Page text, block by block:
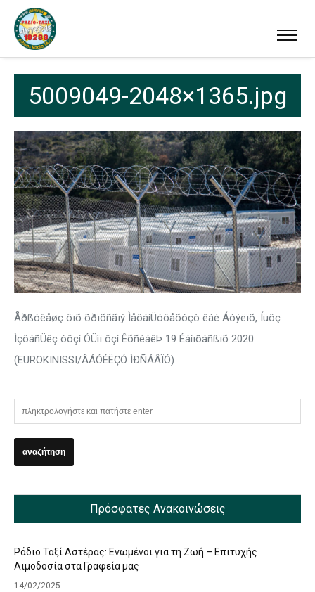
5009049-2048×1365.jpg
Åðßóêåøç ôïõ õðïõñãïý ÌåôáíÜóôåõóçò êáé Áóýëïõ, Íüôç
ÌçôáñÜêç óôçí ÓÜìï ôçí ÊõñéáêÞ 19 Éáíïõáñßïõ 2020.
(EUROKINISSI/ÂÁÓÉËÇÓ ÌÐÑÁÂÏÓ)
Πρόσφατες Ανακοινώσεις
Ράδιο Ταξί Αστέρας: Ενωμένοι για τη Ζωή – Επιτυχής
Αιμοδοσία στα Γραφεία μας
14/02/2025